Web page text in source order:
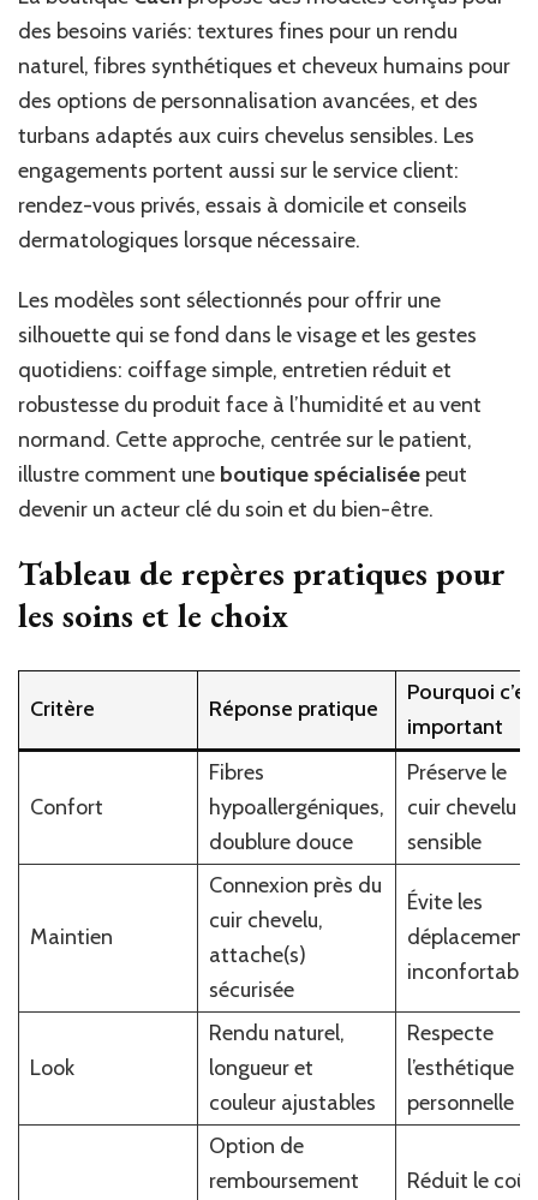
des besoins variés: textures fines pour un rendu
naturel, fibres synthétiques et cheveux humains pour
des options de personnalisation avancées, et des
turbans adaptés aux cuirs chevelus sensibles. Les
engagements portent aussi sur le service client:
rendez-vous privés, essais à domicile et conseils
dermatologiques lorsque nécessaire.
Les modèles sont sélectionnés pour offrir une
silhouette qui se fond dans le visage et les gestes
quotidiens: coiffage simple, entretien réduit et
robustesse du produit face à l’humidité et au vent
normand. Cette approche, centrée sur le patient,
illustre comment une boutique spécialisée peut
devenir un acteur clé du soin et du bien-être.
Tableau de repères pratiques pour
les soins et le choix
Critère Réponse pratique
Pourquoi
important
Confort
Fibres
hypoallergéniques,
doublure douce
Préserve le
cuir chevelu
sensible
Maintien
Connexion près du
cuir chevelu,
attache(s)
sécurisée
Évite les
Look
Rendu naturel,
longueur et
couleur ajustables
Respecte
l’esthétique
personnelle
Option de
remboursement
Réduit le coût